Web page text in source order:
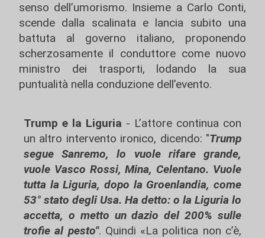
senso dell’umorismo. Insieme a Carlo Conti,
scende dalla scalinata e lancia subito una
battuta al governo italiano, proponendo
scherzosamente il conduttore come nuovo
ministro dei trasporti, lodando la sua
puntualità nella conduzione dell’evento.
Trump e la Liguria - L’attore continua con
un altro intervento ironico, dicendo: "Trump
segue Sanremo, lo vuole rifare grande,
vuole Vasco Rossi, Mina, Celentano. Vuole
tutta la Liguria, dopo la Groenlandia, come
53° stato degli Usa. Ha detto: o la Liguria lo
accetta, o metto un dazio del 200% sulle
trofie al pesto". Quindi «La politica non c’è,